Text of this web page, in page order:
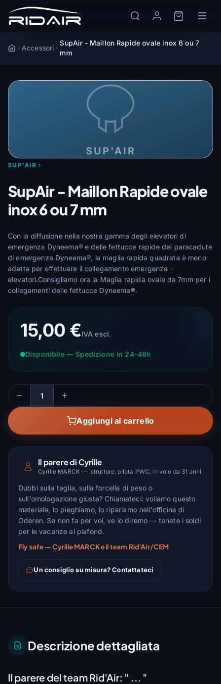
AccueilAccessori
SupAir - Maillon Rapide ovale inox 6 ou 7
mm
SUP'AIR
SUP'AIR
SupAir - Maillon Rapide ovale
inox 6 ou 7 mm
Con la diffusione nella nostra gamma degli elevatori di
emergenza Dyneema® e delle fettucce rapide dei paracadute
di emergenza Dyneema®, la maglia rapida quadrata è meno
adatta per effettuare il collegamento emergenza –
elevatori.Consigliamo ora la Maglia rapida ovale da 7mm per i
collegamenti delle fettucce Dyneema®.
15,00 €IVA escl.
Disponibile — Spedizione in 24-48h
Quantità
Aggiungi al carrello
Il parere di Cyrille
Cyrille MARCK — istruttore, pilota PWC, in volo da 31 anni
Dubbi sulla taglia, sulla forcella di peso o
sull'omologazione giusta? Chiamateci: voliamo questo
materiale, lo pieghiamo, lo ripariamo nell'officina di
Oderen. Se non fa per voi, ve lo diremo — tenete i soldi
per le vacanze al plafond.
Fly safe — Cyrille MARCK e il team Rid'Air/CEM
Un consiglio su misura? Contattateci
Descrizione dettagliata
Il parere del team Rid'Air: " ... "